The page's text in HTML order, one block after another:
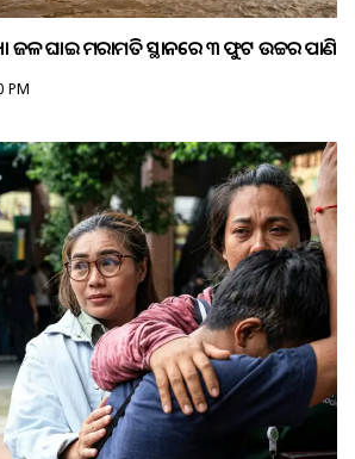
ଜଳ ଘାଇ ମରାମତି ସ୍ଥାନରେ ୩ ଫୁଟ ଉଚ୍ଚର ପାଣି
PM